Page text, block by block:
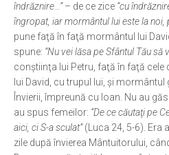
îndrăznire…”– de ce zice “cu
îngropat, iar mormântul lui este la noi,
pune faţă în faţă mormântul lui
spune: “Nu vei lăsa pe Sfântul Tău să
conştiinţa lui Petru, faţă în faţă
lui David, cu trupul lui, şi mormântul
Învierii, împreună cu Ioan. Nu au
au spus femeilor: “De ce căutaţi pe
aici, ci S-a sculat”(Luca 24, 5-6). Era
zile după învierea Mântuitorului,